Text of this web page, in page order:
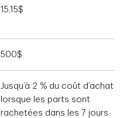
15,15$
500$
Jusqu’à 2 % du coût d’achat
lorsque les parts sont
rachetées dans les 7 jours